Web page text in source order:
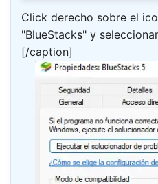
Click derecho sobre el
"BlueStacks" y
[/caption]